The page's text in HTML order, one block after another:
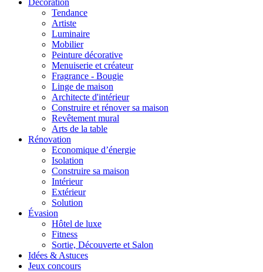
Décoration
Tendance
Artiste
Luminaire
Mobilier
Peinture décorative
Menuiserie et créateur
Fragrance - Bougie
Linge de maison
Architecte d'intérieur
Construire et rénover sa maison
Revêtement mural
Arts de la table
Rénovation
Economique d’énergie
Isolation
Construire sa maison
Intérieur
Extérieur
Solution
Évasion
Hôtel de luxe
Fitness
Sortie, Découverte et Salon
Idées & Astuces
Jeux concours